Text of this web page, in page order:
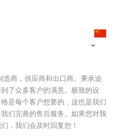
造商，供应商和出口商。秉承追
了众多客户的满意。极致的设
是每个客户想要的，这也是我们
们完善的售后服务。如果您对我
，我们会及时回复您！